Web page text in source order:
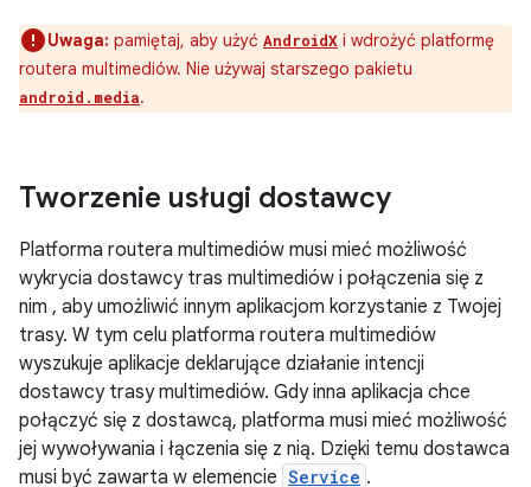
Uwaga: pamiętaj, aby użyć AndroidX i wdrożyć platformę
routera multimediów. Nie używaj starszego pakietu
android.media.
Tworzenie usługi dostawcy
Platforma routera multimediów musi mieć możliwość
wykrycia dostawcy tras multimediów i połączenia się z
nim , aby umożliwić innym aplikacjom korzystanie z Twojej
trasy. W tym celu platforma routera multimediów
wyszukuje aplikacje deklarujące działanie intencji
dostawcy trasy multimediów. Gdy inna aplikacja chce
połączyć się z dostawcą, platforma musi mieć możliwość
jej wywoływania i łączenia się z nią. Dzięki temu dostawca
musi być zawarta w elemencie Service .